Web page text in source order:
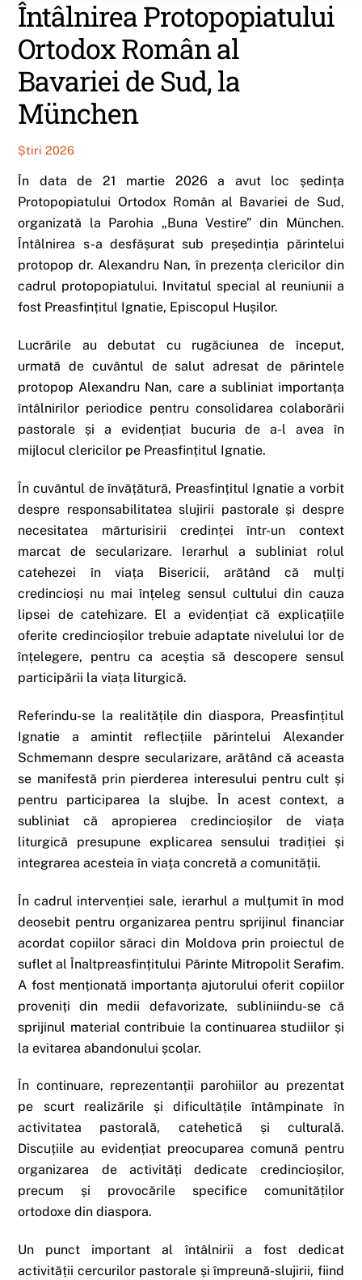
Întâlnirea Protopopiatului
Ortodox Român al
Bavariei de Sud, la
München
Știri 2026
În data de 21 martie 2026 a avut loc ședința
Protopopiatului Ortodox Român al Bavariei de Sud,
organizată la Parohia „Buna Vestire” din München.
Întâlnirea s-a desfășurat sub președinția părintelui
protopop dr. Alexandru Nan, în prezența clericilor din
cadrul protopopiatului. Invitatul special al reuniunii a
fost Preasfințitul Ignatie, Episcopul Hușilor.
Lucrările au debutat cu rugăciunea de început,
urmată de cuvântul de salut adresat de părintele
protopop Alexandru Nan, care a subliniat importanța
întâlnirilor periodice pentru consolidarea colaborării
pastorale și a evidențiat bucuria de a-l avea în
mijlocul clericilor pe Preasfințitul Ignatie.
În cuvântul de învățătură, Preasfințitul Ignatie a vorbit
despre responsabilitatea slujirii pastorale și despre
necesitatea mărturisirii credinței într-un context
marcat de secularizare. Ierarhul a subliniat rolul
catehezei în viața Bisericii, arătând că mulți
credincioși nu mai înțeleg sensul cultului din cauza
lipsei de catehizare. El a evidențiat că explicațiile
oferite credincioșilor trebuie adaptate nivelului lor de
înțelegere, pentru ca aceștia să descopere sensul
participării la viața liturgică.
Referindu-se la realitățile din diaspora, Preasfințitul
Ignatie a amintit reflecțiile părintelui Alexander
Schmemann despre secularizare, arătând că aceasta
se manifestă prin pierderea interesului pentru cult și
pentru participarea la slujbe. În acest context, a
subliniat că apropierea credincioșilor de viața
liturgică presupune explicarea sensului tradiției și
integrarea acesteia în viața concretă a comunității.
În cadrul intervenției sale, ierarhul a mulțumit în mod
deosebit pentru organizarea pentru sprijinul financiar
acordat copiilor săraci din Moldova prin proiectul de
suflet al Înaltpreasfințitului Părinte Mitropolit Serafim.
A fost menționată importanța ajutorului oferit copiilor
proveniți din medii defavorizate, subliniindu-se că
sprijinul material contribuie la continuarea studiilor și
la evitarea abandonului școlar.
În continuare, reprezentanții parohiilor au prezentat
pe scurt realizările și dificultățile întâmpinate în
activitatea pastorală, catehetică și culturală.
Discuțiile au evidențiat preocuparea comună pentru
organizarea de activități dedicate credincioșilor,
precum și provocările specifice comunităților
ortodoxe din diaspora.
Un punct important al întâlnirii a fost dedicat
activității cercurilor pastorale și împreună-slujirii, fiind